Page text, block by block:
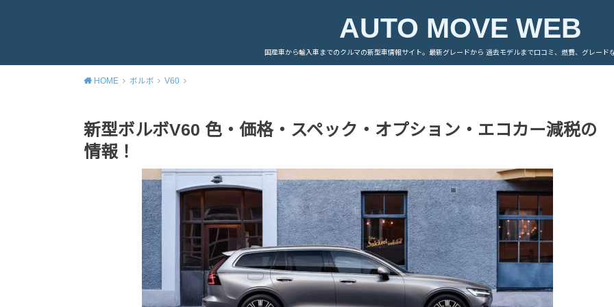
AUTO MOVE WEB
国産車から輸入車までのクルマの新型車情報サイト。最新グレードから 過去モデルまで口コミ、燃費、グレード
HOME ボルボ V60
新型ボルボV60 色・価格・スペック・オプション・エコカー減税の
情報！